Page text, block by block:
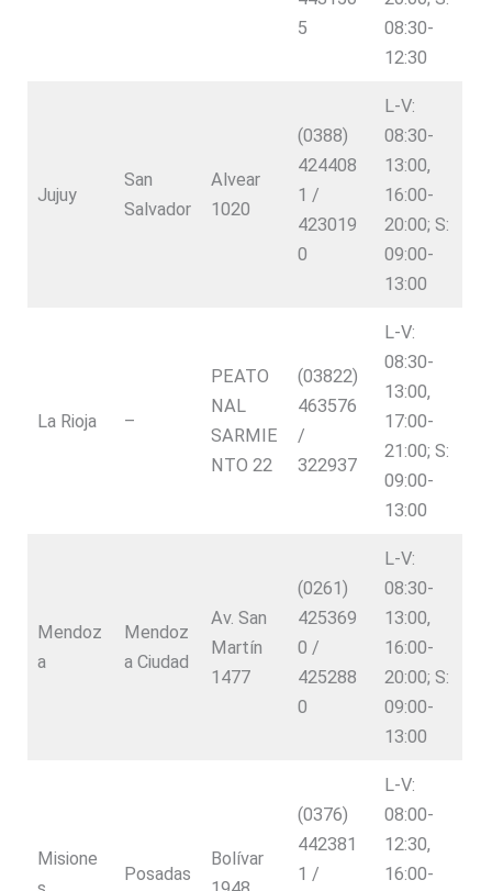
5
08:30-
12:30
Jujuy
San
Salvador
Alvear
1020
(0388)
424408
1 /
423019
0
L-V:
08:30-
13:00,
16:00-
20:00; S:
09:00-
13:00
La Rioja –
PEATO
NAL
SARMIE
NTO 22
(03822)
463576
/
322937
L-V:
08:30-
13:00,
17:00-
21:00; S:
09:00-
13:00
Mendoz
a
Mendoz
a Ciudad
Av. San
Martín
1477
(0261)
425369
0 /
425288
0
L-V:
08:30-
13:00,
16:00-
20:00; S:
09:00-
13:00
Misione
Posadas
Bolívar
(0376)
442381
1 /
L-V:
08:00-
12:30,
16:00-